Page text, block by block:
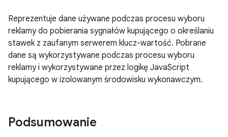
Reprezentuje dane używane podczas procesu wyboru
reklamy do pobierania sygnałów kupującego o określaniu
stawek z zaufanym serwerem klucz-wartość. Pobrane
dane są wykorzystywane podczas procesu wyboru
reklamy i wykorzystywane przez logikę JavaScript
kupującego w izolowanym środowisku wykonawczym.
Podsumowanie